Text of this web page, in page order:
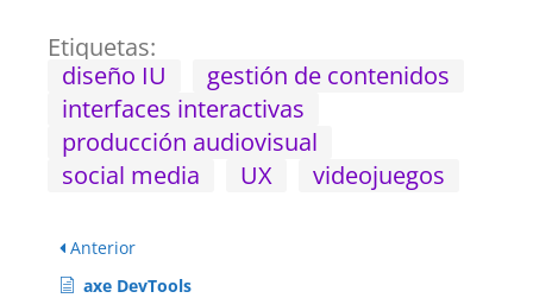
Etiquetas:
diseño IU
gestión de contenidos
interfaces interactivas
producción audiovisual
social media
UX videojuegos
Anterior
axe DevTools